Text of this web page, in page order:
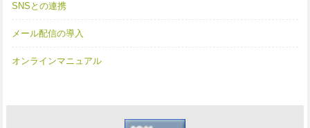
SNSとの連携
メール配信の導入
オンラインマニュアル